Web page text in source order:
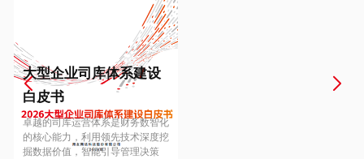
Europe
Hungary
大型企业司库体系建设
白皮书
卓越的司库运营体系是财务数智化
的核心能力，利用领先技术深度挖
掘数据价值，智能引导管理决策